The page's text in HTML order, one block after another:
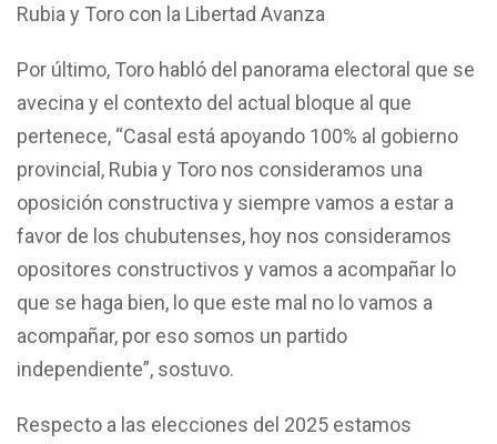
Rubia y Toro con la Libertad Avanza
Por último, Toro habló del panorama electoral que se
avecina y el contexto del actual bloque al que
pertenece, “Casal está apoyando 100% al gobierno
provincial, Rubia y Toro nos consideramos una
oposición constructiva y siempre vamos a estar a
favor de los chubutenses, hoy nos consideramos
opositores constructivos y vamos a acompañar lo
que se haga bien, lo que este mal no lo vamos a
acompañar, por eso somos un partido
independiente”, sostuvo.
Respecto a las elecciones del 2025 estamos